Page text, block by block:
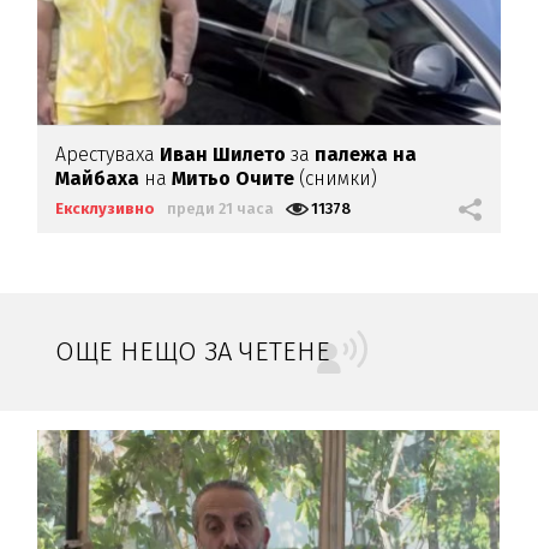
Арестуваха Иван Шилетоза палежа на
Майбаха наМитьо Очите (снимки)
Ексклузивно преди 21 часа 11378
ОЩЕ НЕЩО ЗА ЧЕТЕНЕ